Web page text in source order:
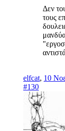
Δεν
τους
elfcat, 10
#130